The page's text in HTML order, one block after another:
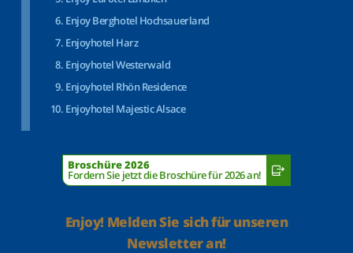
Enjoy Berghotel Hochsauerland
Enjoyhotel Harz
Enjoyhotel Westerwald
Enjoyhotel Rhön Residence
Enjoyhotel Majestic Alsace
Broschüre 2026
Fordern Sie jetzt die Broschüre für 2026 an!
Enjoy! Melden Sie sich für unseren
Newsletter an!